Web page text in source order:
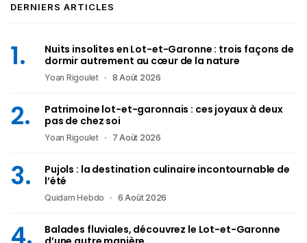
DERNIERS ARTICLES
Nuits insolites en Lot-et-Garonne : trois façons de
dormir autrement au cœur de la nature
Yoan Rigoulet 8 Août 2026
Patrimoine lot-et-garonnais : ces joyaux à deux
pas de chez soi
Yoan Rigoulet 7 Août 2026
Pujols : la destination culinaire incontournable de
l’été
Quidam Hebdo 6 Août 2026
Balades fluviales, découvrez le Lot-et-Garonne